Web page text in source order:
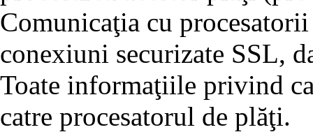
Comunicaţia cu
conexiuni securizate SSL,
Toate informaţiile privind
catre procesatorul de plăţi.